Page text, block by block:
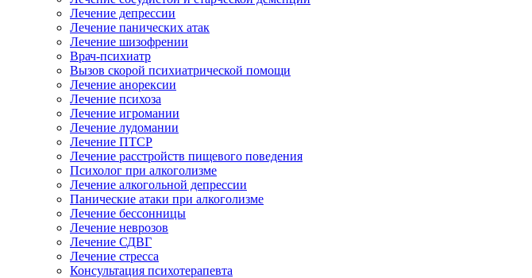
Лечение депрессии
Лечение панических атак
Лечение шизофрении
Врач-психиатр
Вызов скорой психиатрической помощи
Лечение анорексии
Лечение психоза
Лечение игромании
Лечение лудомании
Лечение ПТСР
Лечение расстройств пищевого поведения
Психолог при алкоголизме
Лечение алкогольной депрессии
Панические атаки при алкоголизме
Лечение бессонницы
Лечение неврозов
Лечение СДВГ
Лечение стресса
Консультация психотерапевта